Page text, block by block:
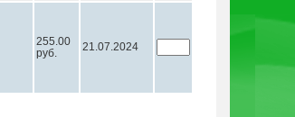
255.00
руб.
21.07.2024